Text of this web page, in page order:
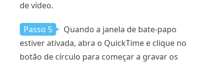
de vídeo.
Passo 5
Quando a janela de bate-papo
estiver ativada, abra o QuickTime e clique no
botão de círculo para começar a gravar os